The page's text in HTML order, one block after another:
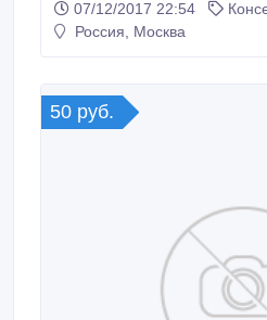
чеснок белый, красный соленый, черемша и многое
другое Вся продукция
07/12/2017 22:54
Россия, Москва
50 руб.